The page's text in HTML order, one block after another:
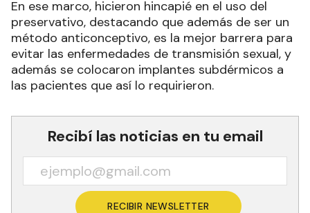
En ese marco, hicieron hincapié en el uso del
preservativo, destacando que además de ser un
método anticonceptivo, es la mejor barrera para
evitar las enfermedades de transmisión sexual, y
además se colocaron implantes subdérmicos a
las pacientes que así lo requirieron.
Recibí las noticias en tu email
RECIBIR NEWSLETTER